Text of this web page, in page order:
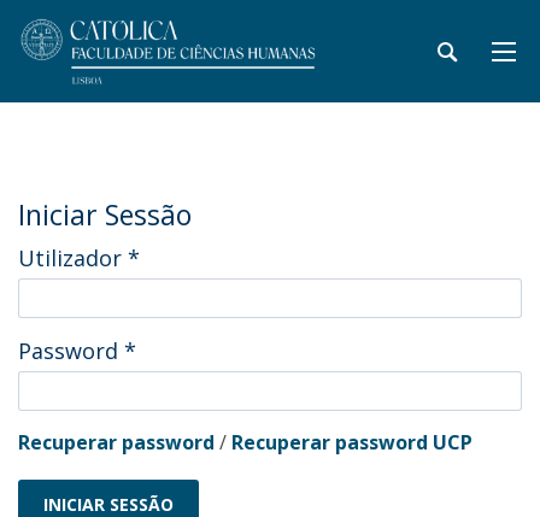
Iniciar Sessão
Utilizador *
Password *
Recuperar password / Recuperar password UCP
INICIAR SESSÃO